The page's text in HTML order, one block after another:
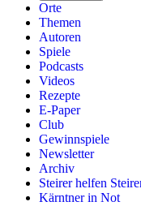
Orte
Themen
Autoren
Spiele
Podcasts
Videos
Rezepte
E-Paper
Club
Gewinnspiele
Newsletter
Archiv
Steirer helfen
Kärntner in Not